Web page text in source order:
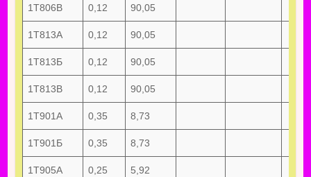
1Т806В 0,12 90,05
1Т813А 0,12 90,05
1Т813Б 0,12 90,05
1Т813В 0,12 90,05
1Т901А 0,35 8,73
1Т901Б 0,35 8,73
1Т905А 0,25 5,92